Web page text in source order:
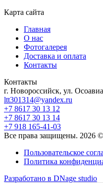
Карта сайта
Главная
О нас
Фотогалерея
Доставка и оплата
Контакты
Контакты
г. Новороссийск, ул.
ltt301314@yandex.ru
+7 8617 30 13 12
+7 8617 30 13 14
+7 918 165-41-03
Все права защищены. 2026
Пользовательское
Политика
Разработано в DNage studio